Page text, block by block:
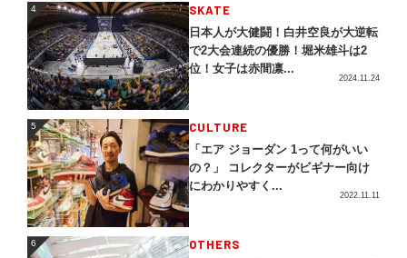
4 SKATE
日本人が大健闘！白井空良が大逆転
で2大会連続の優勝！堀米雄斗は2
位！女子は赤間凛...
2024.11.24
5 CULTURE
「エア ジョーダン 1って何がいい
の？」 コレクターがビギナー向け
にわかりやすく...
2022.11.11
6 OTHERS